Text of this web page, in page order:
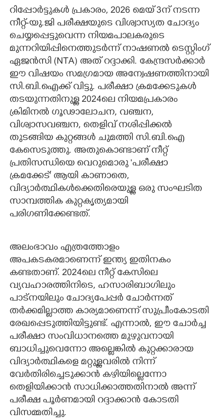
​റിപ്പോർട്ടുകൾ പ്രകാരം, 2026 മെയ് 3ന് നടന്ന
നീറ്റ്-യു.ജി പരീക്ഷയുടെ വിശ്വാസ്യത ചോദ്യം
ചെയ്യപ്പെട്ടുവെന്ന നിയമപാലകരുടെ
മുന്നറിയിപ്പിനെത്തുടർന്ന് നാഷണൽ ടെസ്റ്റിംഗ്
ഏജൻസി (NTA) അത് റദ്ദാക്കി. കേന്ദ്രസർക്കാർ
ഈ വിഷയം സമഗ്രമായ അന്വേഷണത്തിനായി
സി.ബി.ഐക്ക് വിട്ടു. പരീക്ഷാ ക്രമക്കേടുകൾ
തടയുന്നതിനുള്ള 2024ലെ നിയമപ്രകാരം
ക്രിമിനൽ ഗൂഢാലോചന, വഞ്ചന,
വിശ്വാസവഞ്ചന, തെളിവ് നശിപ്പിക്കൽ
തുടങ്ങിയ കുറ്റങ്ങൾ ചുമത്തി സി.ബി.ഐ
കേസെടുത്തു. ​അതുകൊണ്ടാണ് നീറ്റ്
പ്രതിസന്ധിയെ വെറുമൊരു 'പരീക്ഷാ
ക്രമക്കേട്' ആയി കാണാതെ,
വിദ്യാർത്ഥികൾക്കെതിരെയുള്ള ഒരു സംഘടിത
സാമ്പത്തിക കുറ്റകൃത്യമായി
പരിഗണിക്കേണ്ടത്.
​അലംഭാവം എത്രത്തോളം
അപകടകരമാണെന്ന് ഇന്ത്യ ഇതിനകം
കണ്ടതാണ്. 2024ലെ നീറ്റ് കേസിലെ
വ്യവഹാരത്തിനിടെ, ഹസാരിബാഗിലും
പാട്നയിലും ചോദ്യപേപ്പർ ചോർന്നത്
തർക്കമില്ലാത്ത കാര്യമാണെന്ന് സുപ്രീംകോടതി
രേഖപ്പെടുത്തിയിട്ടുണ്ട്. എന്നാൽ, ഈ ചോർച്ച
പരീക്ഷാ സംവിധാനത്തെ മുഴുവനായി
ബാധിച്ചുവെന്നോ അല്ലെങ്കിൽ കുറ്റക്കാരായ
വിദ്യാർത്ഥികളെ മറ്റുള്ളവരിൽ നിന്ന്
വേർതിരിച്ചെടുക്കാൻ കഴിയില്ലെന്നോ
തെളിയിക്കാൻ സാധിക്കാത്തതിനാൽ അന്ന്
പരീക്ഷ പൂർണമായി റദ്ദാക്കാൻ കോടതി
വിസമ്മതിച്ചു.